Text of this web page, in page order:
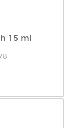
15 ml